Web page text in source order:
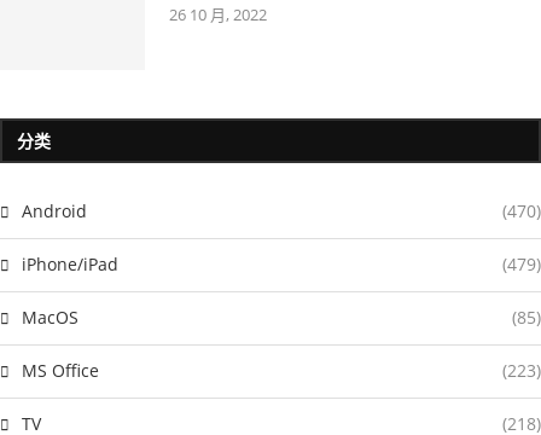
26 10 月, 2022
分类
Android (470)
iPhone/iPad (479)
MacOS (85)
MS Office (223)
TV (218)